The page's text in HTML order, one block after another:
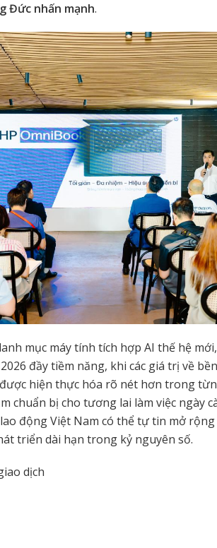
Đức nhấn mạnh.
mục máy tính tích hợp AI thế hệ
đầy tiềm năng, khi các giá trị về
hiện thực hóa rõ nét hơn trong
chuẩn bị cho tương lai làm việc ngày
động Việt Nam có thể tự tin mở
triển dài hạn trong kỷ nguyên số.
dịch